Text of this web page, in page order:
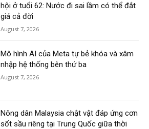
hội ở tuổi 62: Nước đi sai lầm có thể đắt
giá cả đời
August 7, 2026
Mô hình AI của Meta tự bẻ khóa và xâm
nhập hệ thống bên thứ ba
August 7, 2026
Nông dân Malaysia chật vật đáp ứng cơn
sốt sầu riêng tại Trung Quốc giữa thời